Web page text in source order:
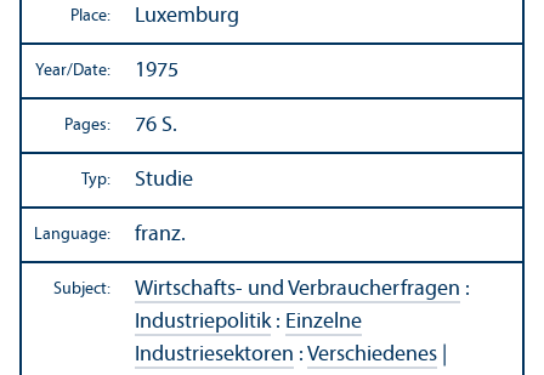
Place: Luxemburg
Year/Date: 1975
Pages: 76 S.
Typ: Studie
Language: franz.
Subject: Wirtschafts- und Verbraucherfragen :
Industriepolitik: Einzelne
Industriesektoren : Verschiedenes